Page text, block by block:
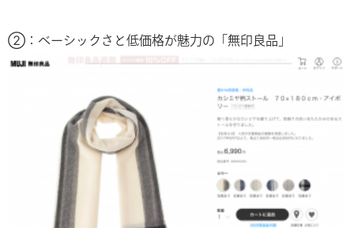
②：ベーシックさと低価格が魅力の「無印良品」